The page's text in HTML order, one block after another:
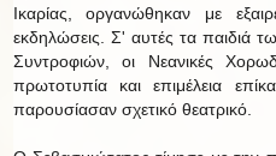
Ικαρίας, οργανώθηκαν με
εκδηλώσεις. Σ' αυτές τα παιδιά
Συντροφιών, οι Νεανικές
πρωτοτυπία και επιμέλεια
παρουσίασαν σχετικό θεατρικό.